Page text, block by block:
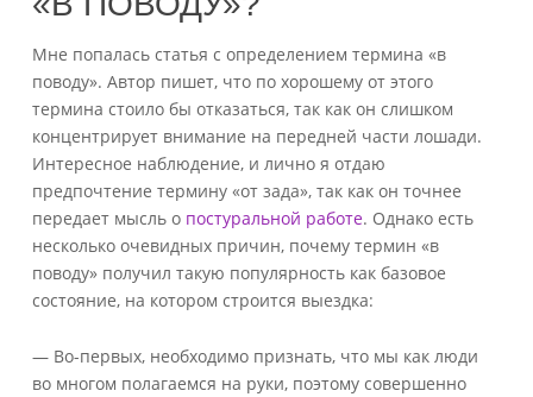
Мне попалась статья с определением термина «в
поводу». Автор пишет, что по хорошему от этого
термина стоило бы отказаться, так как он слишком
концентрирует внимание на передней части лошади.
Интересное наблюдение, и лично я отдаю
предпочтение термину «от зада», так как он точнее
передает мысль о постуральной работе. Однако есть
несколько очевидных причин, почему термин «в
поводу» получил такую популярность как базовое
состояние, на котором строится выездка:
— Во-первых, необходимо признать, что мы как люди
во многом полагаемся на руки, поэтому совершенно